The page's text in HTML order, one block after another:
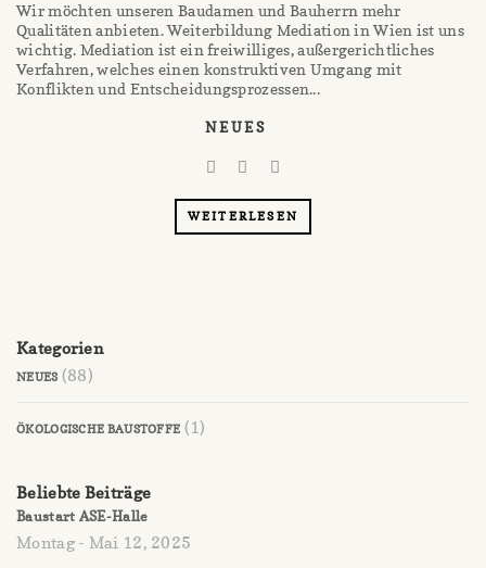
Wir möchten unseren Baudamen und Bauherrn mehr
Qualitäten anbieten. Weiterbildung Mediation in Wien ist uns
wichtig. Mediation ist ein freiwilliges, außergerichtliches
Verfahren, welches einen konstruktiven Umgang mit
Konflikten und Entscheidungsprozessen...
NEUES
WEITERLESEN
Kategorien
NEUES(88)
ÖKOLOGISCHE BAUSTOFFE (1)
Beliebte Beiträge
Baustart ASE-Halle
Montag - Mai 12, 2025